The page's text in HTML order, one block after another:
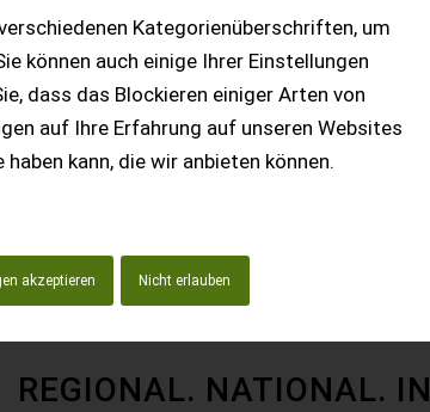
Kategorienüberschriften, um
können auch einige Ihrer Einstellungen
dass das Blockieren einiger Arten von
auf Ihre Erfahrung auf unseren Websites
kann, die wir anbieten können.
akzeptieren Nicht erlauben
REGIONAL. NATIONAL.